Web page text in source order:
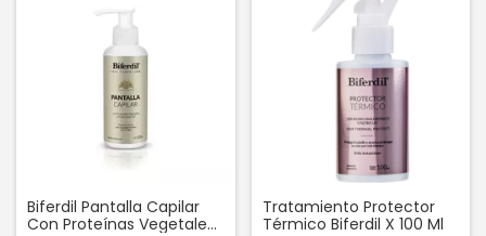
Biferdil Pantalla Capilar
Con Proteínas Vegetales
Tratamiento Protector
Térmico Biferdil X 100 Ml